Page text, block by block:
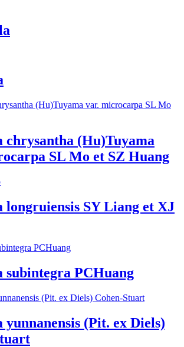
chrysantha (Hu)Tuyama
SL Mo et SZ Huang
longruiensis SY Liang et XJ
subintegra PCHuang
yunnanensis (Pit. ex Diels)